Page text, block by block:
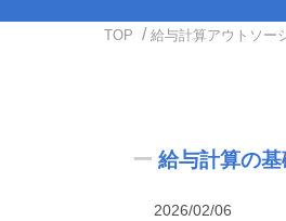
TOP 給与計算アウトソー
ー 給与計算の
2026/02/06